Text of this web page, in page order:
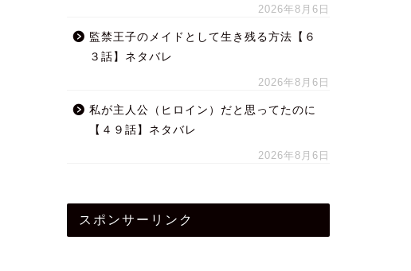
2026年8月6日
監禁王子のメイドとして生き残る方法【６
３話】ネタバレ
2026年8月6日
私が主人公（ヒロイン）だと思ってたのに
【４９話】ネタバレ
2026年8月6日
スポンサーリンク